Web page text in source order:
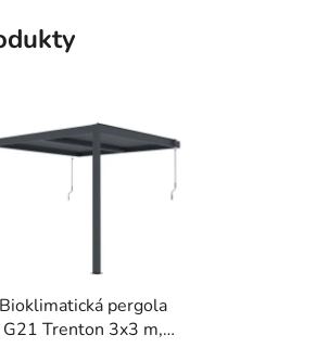
Bioklimatická pergola
G21 Trenton 3x3 m,